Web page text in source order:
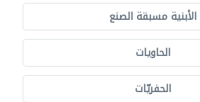
الأبنية مسبقة الصنع
الحاويات
الحفريّات